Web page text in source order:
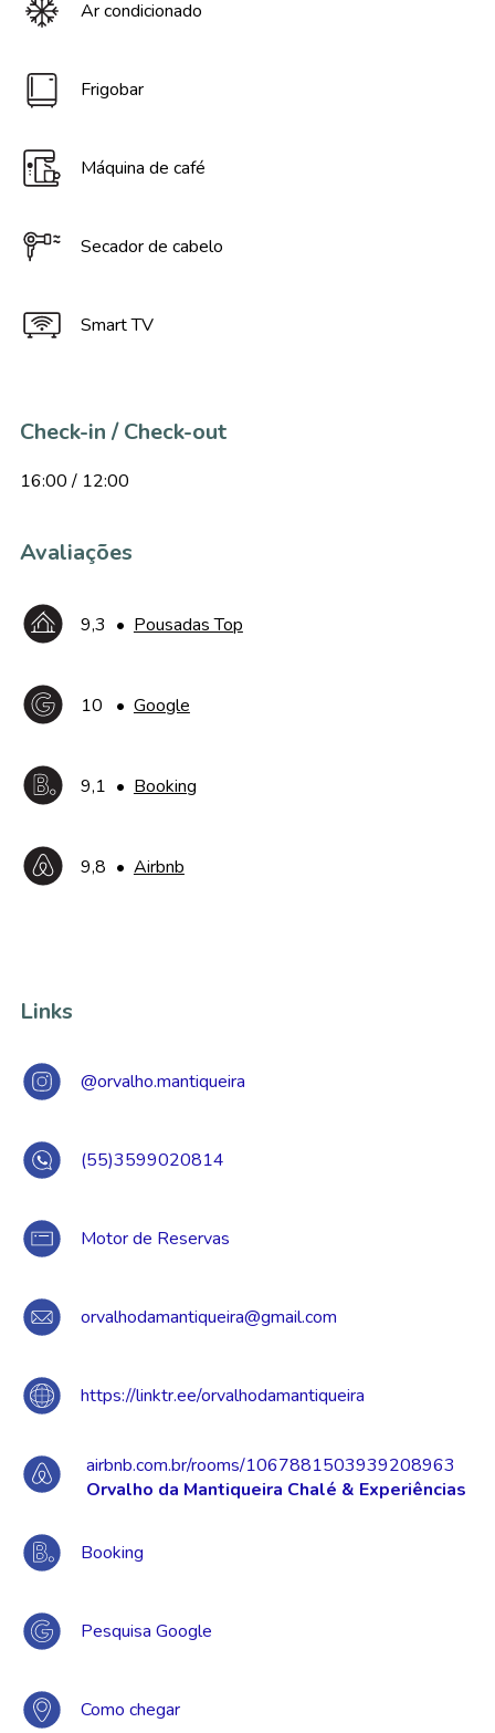
Ar condicionado
Frigobar
Máquina de café
Secador de cabelo
Smart TV
Check-in / Check-out
16:00 / 12:00
Avaliações
9,3 • Pousadas Top
10 • Google
9,1 • Booking
9,8 • Airbnb
Links
@orvalho.mantiqueira
(55)3599020814
Motor de Reservas
orvalhodamantiqueira@gmail.com
https://linktr.ee/orvalhodamantiqueira
airbnb.com.br/rooms/1067881503939208963
Orvalho da Mantiqueira Chalé & Experiências
Booking
Pesquisa Google
Como chegar